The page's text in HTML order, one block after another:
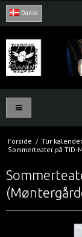
Dansk
Forside / Tur kalender
Sommerteater på